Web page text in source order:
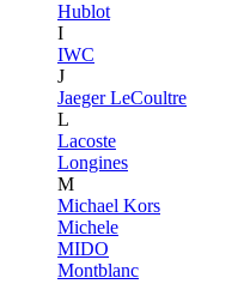
Hublot
I
IWC
J
Jaeger LeCoultre
L
Lacoste
Longines
M
Michael Kors
Michele
MIDO
Montblanc